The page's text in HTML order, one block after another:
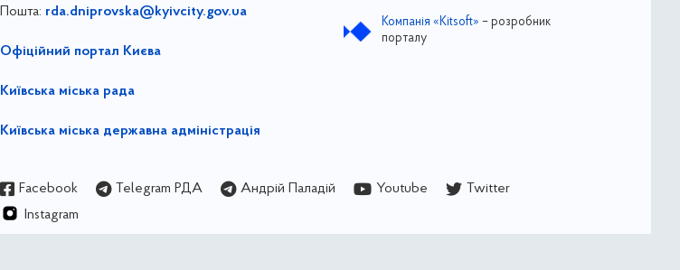
Пошта: rda.dniprovska@kyivcity.gov.ua
Офіційний портал Києва
Київська міська рада
Київська міська державна адміністрація
Компанія «Kitsoft» – розробник
порталу
Facebook Telegram РДА Андрій Паладій Youtube
Twitter
Instagram